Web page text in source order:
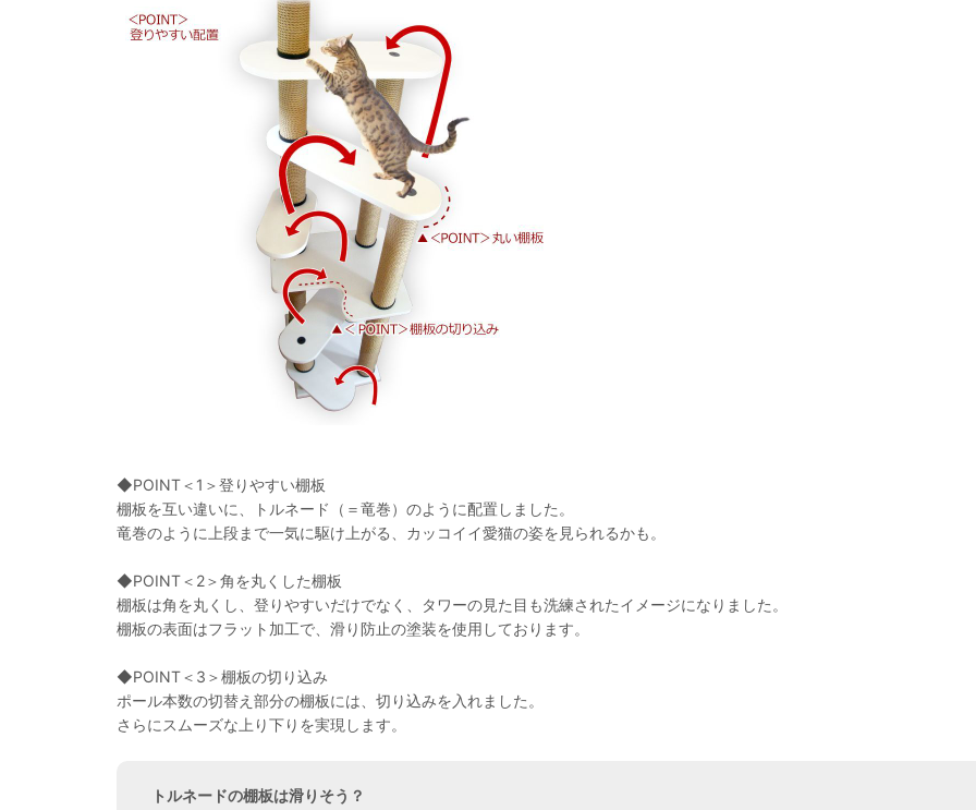
◆POINT＜1＞登りやすい棚板
棚板を互い違いに、トルネード（＝竜巻）のように配置しました。
竜巻のように上段まで一気に駆け上がる、カッコイイ愛猫の姿を見られるかも。
◆POINT＜2＞角を丸くした棚板
棚板は角を丸くし、登りやすいだけでなく、タワーの見た目も洗練されたイメージになりました。
棚板の表面はフラット加工で、滑り防止の塗装を使用しております。
◆POINT＜3＞棚板の切り込み
ポール本数の切替え部分の棚板には、切り込みを入れました。
さらにスムーズな上り下りを実現します。
トルネードの棚板は滑りそう？